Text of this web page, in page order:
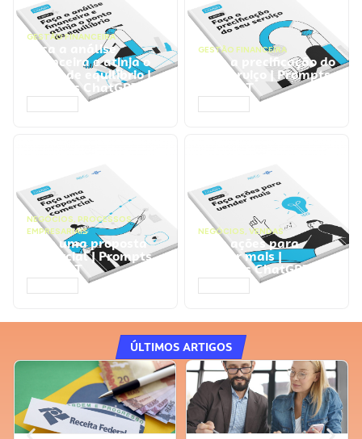
GESTÃO FINANCEIRA
Faça a análise
financeira e atinja o
ponto de equilíbrio |
Prompts ChatGPT
GESTÃO FINANCEIRA
Faça a precificação do
seu serviço | Prompts
ChatGPT
NEGÓCIOS, PROCESSOS
EMPRESARIAIS
Faça uma proposta
comercial | Prompts
ChatGPT
NEGÓCIOS, VENDAS
Faça ações para
vender mais |
Prompts ChatGPT
ÚLTIMOS ARTIGOS